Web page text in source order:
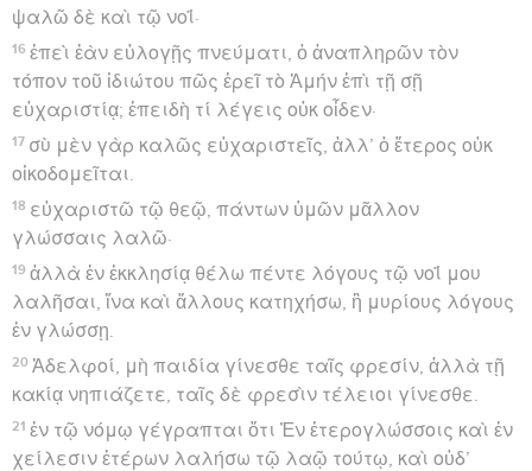
ψαλῶ δὲ καὶ τῷ νοΐ·
16 ἐπεὶ ἐὰν εὐλογῇς πνεύματι, ὁ ἀναπληρῶν τὸν
τόπον τοῦ ἰδιώτου πῶς ἐρεῖ τὸ Ἀμήν ἐπὶ τῇ σῇ
εὐχαριστίᾳ; ἐπειδὴ τί λέγεις οὐκ οἶδεν·
17 σὺ μὲν γὰρ καλῶς εὐχαριστεῖς, ἀλλ’ ὁ ἕτερος οὐκ
οἰκοδομεῖται.
18 εὐχαριστῶ τῷ θεῷ, πάντων ὑμῶν μᾶλλον
γλώσσαις λαλῶ·
19 ἀλλὰ ἐν ἐκκλησίᾳ θέλω πέντε λόγους τῷ νοΐ μου
λαλῆσαι, ἵνα καὶ ἄλλους κατηχήσω, ἢ μυρίους λόγους
ἐν γλώσσῃ.
20 Ἀδελφοί, μὴ παιδία γίνεσθε ταῖς φρεσίν, ἀλλὰ τῇ
κακίᾳ νηπιάζετε, ταῖς δὲ φρεσὶν τέλειοι γίνεσθε.
21 ἐν τῷ νόμῳ γέγραπται ὅτι Ἐν ἑτερογλώσσοις καὶ ἐν
χείλεσιν ἑτέρων λαλήσω τῷ λαῷ τούτῳ, καὶ οὐδ’